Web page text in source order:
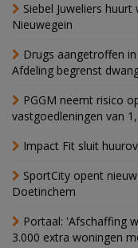
Siebel Juweliers
Nieuwegein
Drugs aangetroffen
Afdeling begrenst
PGGM neemt risico
vastgoedleningen van
Impact Fit sluit
SportCity opent
Doetinchem
Portaal: 'Afschaffing
3.000 extra woningen